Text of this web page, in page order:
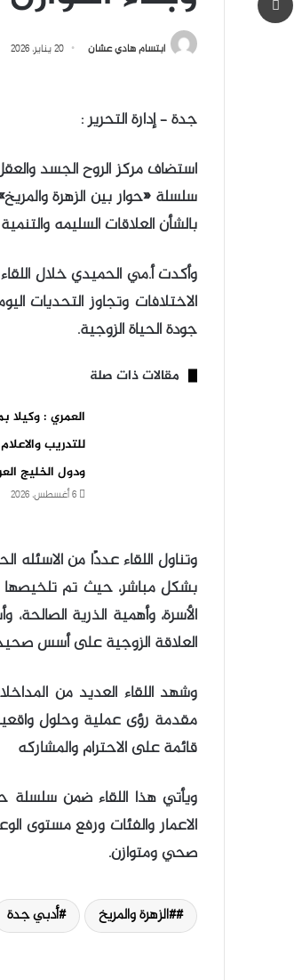
ابتسام هادي عشان 20 يناير، 2026
جدة – إدارة التحرير :
استضاف مركز الروح الجسد
سلسلة «حوار بين الزهرة
بالشأن العلاقات السليمه
وأكدت أ.مي الحميدي خلال
الاختلافات وتجاوز التحديات
جودة الحياة الزوجية.
مقالات ذات صلة
العمري : وكيلا
ودول الخليج
6 أغسطس، 2026
وتناول اللقاء عددًا من الاسئله
بشكل مباشر، حيث تم تلخيصها
الأسرة، وأهمية الذرية
العلاقة الزوجية على أسس
وشهد اللقاء العديد من
مقدمة رؤى عملية وحلول واقعية
قائمة على الاحترام والمشاركه
ويأتي هذا اللقاء ضمن سلسلة
الاعمار والفئات ورفع مستوى
صحي ومتوازن.
#الزهرة والمريخ أدبي جدة